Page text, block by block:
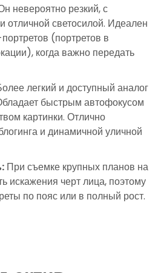
невероятно резкий, с
отличной светосилой. Идеален
(портретов в
когда важно передать
легкий и доступный аналог
быстрым автофокусом
картинки. Отлично
и динамичной уличной
При съемке крупных планов на
искажения черт лица, поэтому
по пояс или в полный рост.